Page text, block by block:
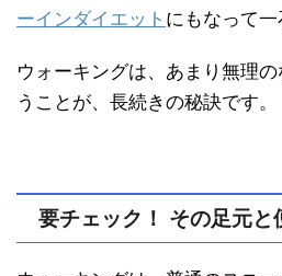
ーインダイエット にもなって一
ウォーキングは、あまり無理
うことが、長続きの秘訣です。
要チェック！ その足元と